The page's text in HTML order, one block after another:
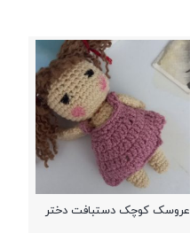
عروسک کوچک دستبافت دختر